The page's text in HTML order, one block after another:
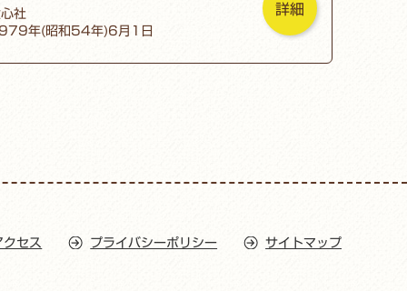
社
年(昭和54年)6月1日
詳細
クセス プライバシーポリシー サイトマップ